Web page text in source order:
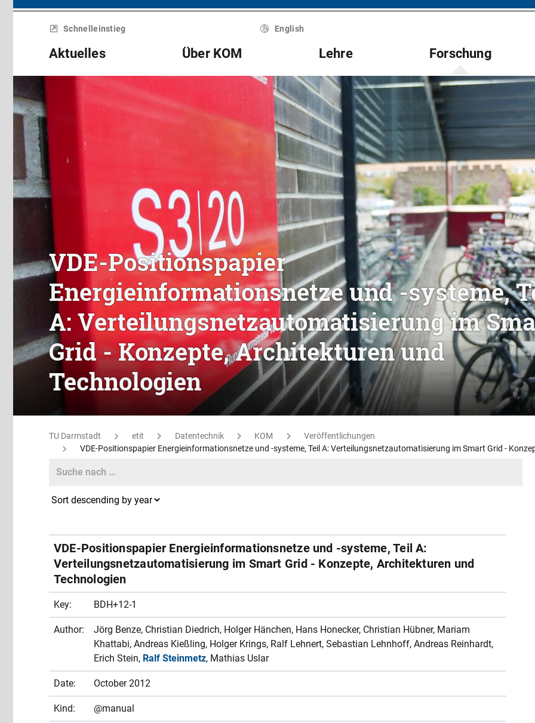
Menü
überspringenSchnelleinstieg English
Aktuelles Über KOM Lehre Forschung
VDE-Positionspapier
Energieinformationsnetze und -systeme,
A: Verteilungsnetzautomatisierung im
Grid - Konzepte, Architekturen und
Technologien
TU Darmstadt etit Datentechnik KOM
Veröffentlichungen
VDE-Positionspapier Energieinformationsnetze und -systeme, Teil A: Verteilungsnetzautomatisierung im Smart Grid -
Search
VDE-Positionspapier Energieinformationsnetze und -systeme, Teil A:
Verteilungsnetzautomatisierung im Smart Grid - Konzepte, Architekturen und
Technologien
Key: BDH+12-1
Author:
Jörg Benze, Christian Diedrich, Holger Hänchen, Hans Honecker, Christian Hübner, Mariam
Khattabi, Andreas Kießling, Holger Krings, Ralf Lehnert, Sebastian Lehnhoff, Andreas Reinhardt,
Erich Stein, Ralf Steinmetz, Mathias Uslar
Date: October 2012
Kind: @manual